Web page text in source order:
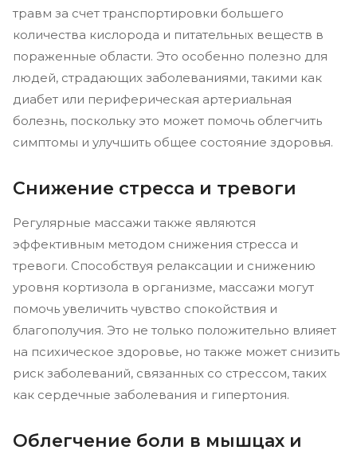
травм за счет транспортировки большего
количества кислорода и питательных веществ в
пораженные области. Это особенно полезно для
людей, страдающих заболеваниями, такими как
диабет или периферическая артериальная
болезнь, поскольку это может помочь облегчить
симптомы и улучшить общее состояние здоровья.
Снижение стресса и тревоги
Регулярные массажи также являются
эффективным методом снижения стресса и
тревоги. Способствуя релаксации и снижению
уровня кортизола в организме, массажи могут
помочь увеличить чувство спокойствия и
благополучия. Это не только положительно влияет
на психическое здоровье, но также может снизить
риск заболеваний, связанных со стрессом, таких
как сердечные заболевания и гипертония.
Облегчение боли в мышцах и